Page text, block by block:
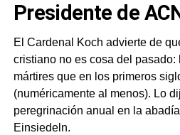
Presidente de
El Cardenal Koch advierte de
cristiano no es cosa del pasado:
mártires que en los primeros
(numéricamente al menos). Lo
peregrinación anual en la
Einsiedeln.